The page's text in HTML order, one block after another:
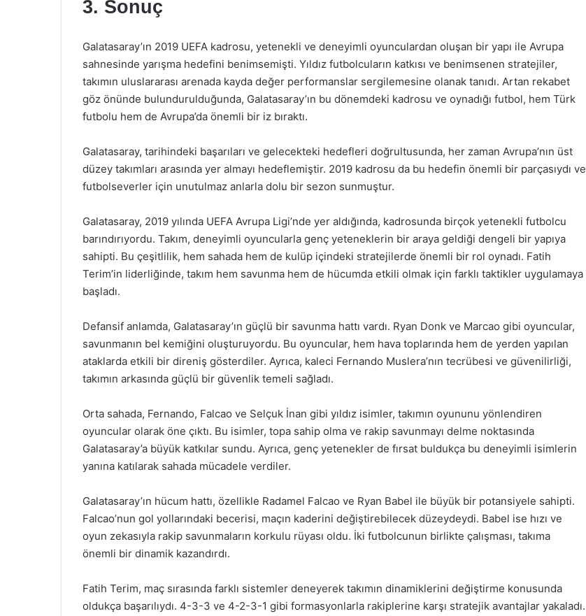
3. Sonuç
Galatasaray’ın 2019 UEFA kadrosu, yetenekli ve deneyimli oyunculardan oluşan bir yapı ile Avrupa
sahnesinde yarışma hedefini benimsemişti. Yıldız futbolcuların katkısı ve benimsenen stratejiler,
takımın uluslararası arenada kayda değer performanslar sergilemesine olanak tanıdı. Artan rekabet
göz önünde bulundurulduğunda, Galatasaray’ın bu dönemdeki kadrosu ve oynadığı futbol, hem Türk
futbolu hem de Avrupa’da önemli bir iz bıraktı.
Galatasaray, tarihindeki başarıları ve gelecekteki hedefleri doğrultusunda, her zaman Avrupa’nın üst
düzey takımları arasında yer almayı hedeflemiştir. 2019 kadrosu da bu hedefin önemli bir parçasıydı ve
futbolseverler için unutulmaz anlarla dolu bir sezon sunmuştur.
Galatasaray, 2019 yılında UEFA Avrupa Ligi’nde yer aldığında, kadrosunda birçok yetenekli futbolcu
barındırıyordu. Takım, deneyimli oyuncularla genç yeteneklerin bir araya geldiği dengeli bir yapıya
sahipti. Bu çeşitlilik, hem sahada hem de kulüp içindeki stratejilerde önemli bir rol oynadı. Fatih
Terim’in liderliğinde, takım hem savunma hem de hücumda etkili olmak için farklı taktikler uygulamaya
başladı.
Defansif anlamda, Galatasaray’ın güçlü bir savunma hattı vardı. Ryan Donk ve Marcao gibi oyuncular,
savunmanın bel kemiğini oluşturuyordu. Bu oyuncular, hem hava toplarında hem de yerden yapılan
ataklarda etkili bir direniş gösterdiler. Ayrıca, kaleci Fernando Muslera’nın tecrübesi ve güvenilirliği,
takımın arkasında güçlü bir güvenlik temeli sağladı.
Orta sahada, Fernando, Falcao ve Selçuk İnan gibi yıldız isimler, takımın oyununu yönlendiren
oyuncular olarak öne çıktı. Bu isimler, topa sahip olma ve rakip savunmayı delme noktasında
Galatasaray’a büyük katkılar sundu. Ayrıca, genç yetenekler de fırsat buldukça bu deneyimli isimlerin
yanına katılarak sahada mücadele verdiler.
Galatasaray’ın hücum hattı, özellikle Radamel Falcao ve Ryan Babel ile büyük bir potansiyele sahipti.
Falcao’nun gol yollarındaki becerisi, maçın kaderini değiştirebilecek düzeydeydi. Babel ise hızı ve
oyun zekasıyla rakip savunmaların korkulu rüyası oldu. İki futbolcunun birlikte çalışması, takıma
önemli bir dinamik kazandırdı.
Fatih Terim, maç sırasında farklı sistemler deneyerek takımın dinamiklerini değiştirme konusunda
oldukça başarılıydı. 4-3-3 ve 4-2-3-1 gibi formasyonlarla rakiplerine karşı stratejik avantajlar yakaladı.